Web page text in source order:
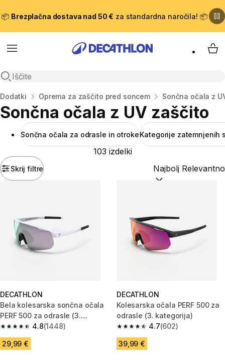
📦 Brezplačna dostava nad 50 € za standardna naročila! 📦
Meni
Odpri iskanje
Domov
Dodatki Oprema za zaščito pred soncem Sončna očala z
Sončna očala z UV zaščito
Sončna očala za odrasle in otrokeKategorije zatemnjenih
Skrij filtre
103 izdelki
Razvrsti po:
DECATHLON
Bela kolesarska sončna očala
PERF 500 za odrasle (3.
kategorija)4.8
4.8 od 5 zvezdic from 1448 ocene
(1448)
29,99 €
DECATHLON
Kolesarska očala PERF 500 za
odrasle (3. kategorija)
4.7
4.7 od 5 zvezdic from 602
(602)
39,99 €